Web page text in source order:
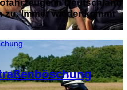
in Deutschland
Immer wieder kommt